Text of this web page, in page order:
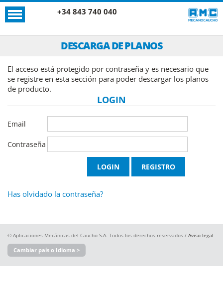
+34 843 740 040
DESCARGA DE PLANOS
El acceso está protegido por contraseña y es necesario que
se registre en esta sección para poder descargar los planos
de producto.
LOGIN
Email
Contraseña
Has olvidado la contraseña?
© Aplicaciones Mecánicas del Caucho S.A. Todos los derechos reservados / Aviso legal
Cambiar país o Idioma >